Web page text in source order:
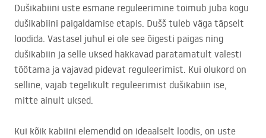
Dušikabiini uste esmane reguleerimine toimub juba kogu
dušikabiini paigaldamise etapis. Dušš tuleb väga täpselt
loodida. Vastasel juhul ei ole see õigesti paigas ning
dušikabiin ja selle uksed hakkavad paratamatult valesti
töötama ja vajavad pidevat reguleerimist. Kui olukord on
selline, vajab tegelikult reguleerimist dušikabiin ise,
mitte ainult uksed.
Kui kõik kabiini elemendid on ideaalselt loodis, on uste